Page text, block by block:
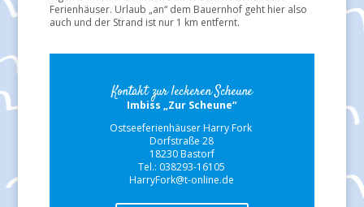
Ferienhäuser. Urlaub „an“ dem Bauernhof geht hier also
auch und der Strand ist nur 1 km entfernt.
Kontakt zur leckeren Scheune
Imbiss „Zur Scheune“
Ostseeferienhäuser Harry Fork
Dorfstraße 28
18230 Bastorf
Tel.: 038293-16105
HarryFork@t-online.de